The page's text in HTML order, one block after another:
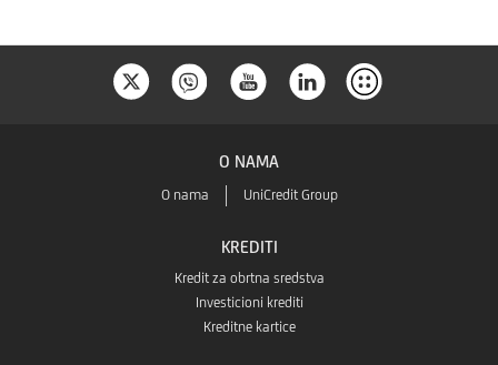
O NAMA
O nama UniCredit Group
KREDITI
Kredit za obrtna sredstva
Investicioni krediti
Kreditne kartice